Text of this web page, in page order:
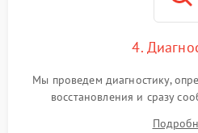
4.
Мы проведем диагностику,
восстановления и сразу